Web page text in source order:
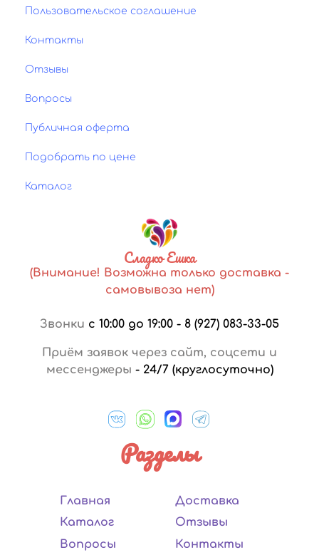
Пользовательское соглашение
Контакты
Отзывы
Вопросы
Публичная оферта
Подобрать по цене
Каталог
Сладко Ешка
(Внимание! Возможна только доставка -
самовывоза нет)
Звонки с 10:00 до 19:00 - 8 (927) 083-33-05
Приём заявок через сайт, соцсети и
мессенджеры - 24/7 (круглосуточно)
Разделы
Главная
Каталог
Вопросы
Доставка
Отзывы
Контакты